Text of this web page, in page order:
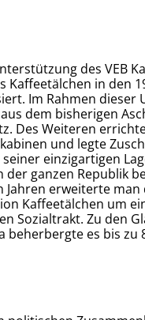
des VEB
Kaffeetälchen in den
Im Rahmen dieser
dem bisherigen
Des Weiteren
und legte
einzigartigen
der ganzen Republik
Jahren erweiterte man
Kaffeetälchen um
Sozialtrakt. Zu den
beherbergte es bis zu